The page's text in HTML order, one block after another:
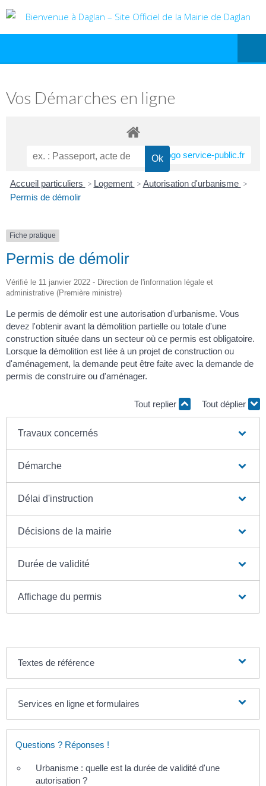
Vos Démarches en ligne
Accueil particuliers > Logement > Autorisation d'urbanisme >
Permis de démolir
Fiche pratique
Permis de démolir
Vérifié le 11 janvier 2022 - Direction de l'information légale et
administrative (Première ministre)
Le permis de démolir est une autorisation d'urbanisme. Vous
devez l'obtenir avant la démolition partielle ou totale d'une
construction située dans un secteur où ce permis est obligatoire.
Lorsque la démolition est liée à un projet de construction ou
d'aménagement, la demande peut être faite avec la demande de
permis de construire ou d'aménager.
Tout replier Tout déplier
Travaux concernés
Démarche
Délai d'instruction
Décisions de la mairie
Durée de validité
Affichage du permis
Textes de référence
Services en ligne et formulaires
Questions ? Réponses !
Urbanisme : quelle est la durée de validité d'une
autorisation ?